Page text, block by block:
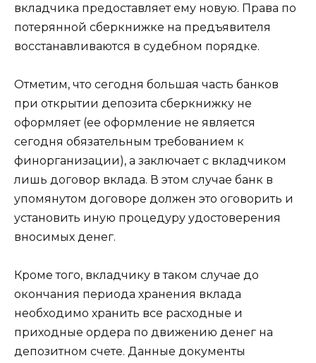
вкладчика предоставляет ему новую. Права по
потерянной сберкнижке на предъявителя
восстанавливаются в судебном порядке.
Отметим, что сегодня большая часть банков
при открытии депозита сберкнижку не
оформляет (ее оформление не является
сегодня обязательным требованием к
финорганизации), а заключает с вкладчиком
лишь договор вклада. В этом случае банк в
упомянутом договоре должен это оговорить и
установить иную процедуру удостоверения
вносимых денег.
Кроме того, вкладчику в таком случае до
окончания периода хранения вклада
необходимо хранить все расходные и
приходные ордера по движению денег на
депозитном счете. Данные документы